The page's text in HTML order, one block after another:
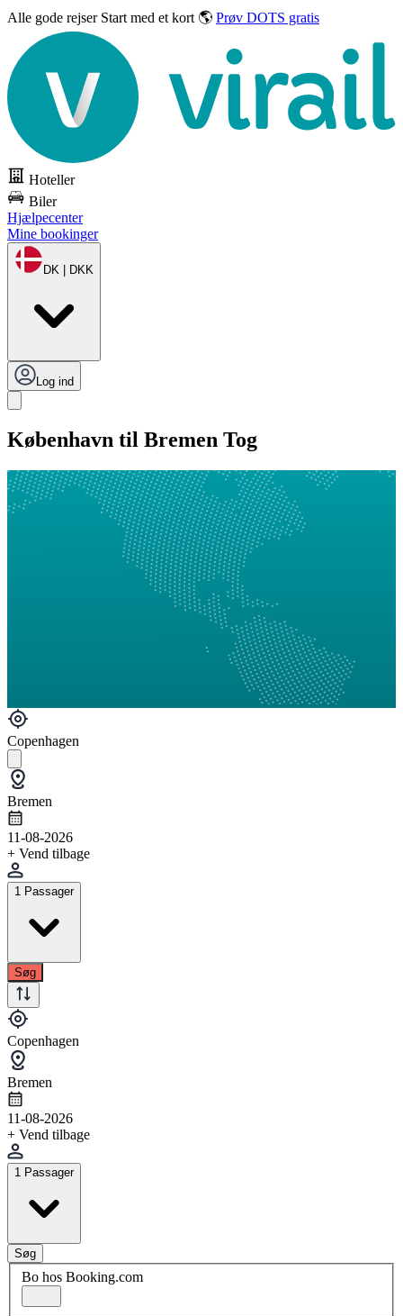
Alle gode rejser Start med et kort 🌎 Prøv DOTS gratis
Hoteller
Biler
Hjælpecenter
Mine bookinger
DK | DKK
Log ind
København til Bremen Tog
Copenhagen
Bremen
11-08-2026
+ Vend tilbage
1 Passager
Søg
Copenhagen
Bremen
11-08-2026
+ Vend tilbage
1 Passager
Søg
Bo hos Booking.com